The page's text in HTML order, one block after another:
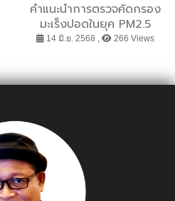
คำแนะนำการตรวจคัดกรอง
มะเร็งปอดในยุค PM2.5
14 มิ.ย. 2568 , 266 Views